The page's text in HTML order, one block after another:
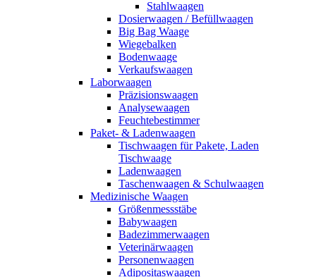
Stahlwaagen
Dosierwaagen / Befüllwaagen
Big Bag Waage
Wiegebalken
Bodenwaage
Verkaufswaagen
Laborwaagen
Präzisionswaagen
Analysewaagen
Feuchtebestimmer
Paket- & Ladenwaagen
Tischwaagen für Pakete, Laden
Tischwaage
Ladenwaagen
Taschenwaagen & Schulwaagen
Medizinische Waagen
Größenmessstäbe
Babywaagen
Badezimmerwaagen
Veterinärwaagen
Personenwaagen
Adipositaswaagen